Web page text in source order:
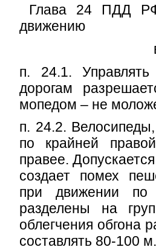
Глава 24 ПДД РФ
движению
п. 24.1.
дорогам
мопедом – не
п. 24.2.
по крайней
правее.
создает помех
при движении по
разделены на
облегчения обгона
составлять 80-100 м.